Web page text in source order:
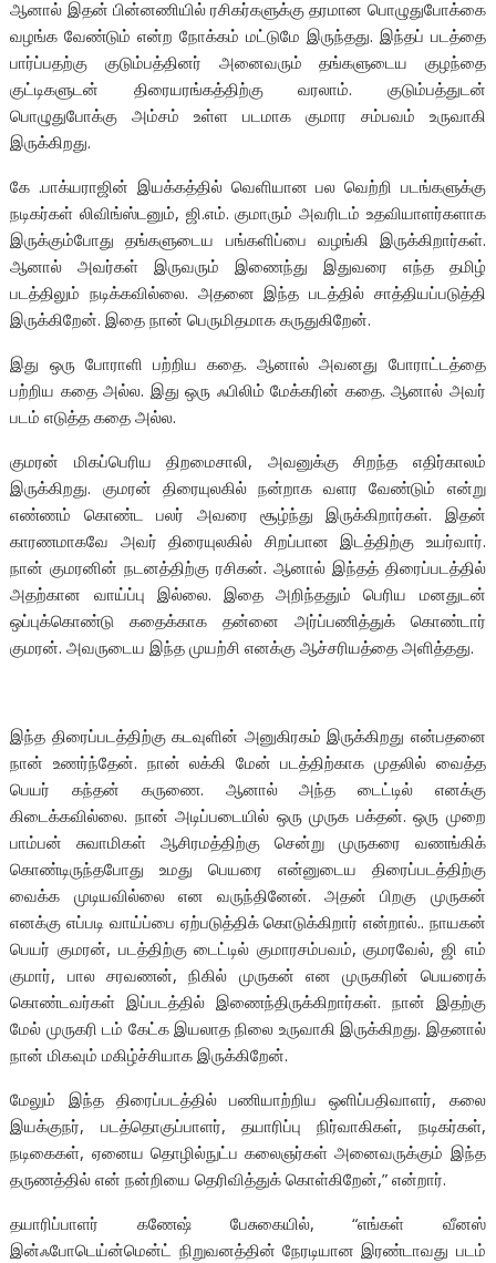
ஆனால் இதன் பின்னணியில் ரசிகர்களுக்கு தரமான பொழுதுபோக்கை
வழங்க வேண்டும் என்ற நோக்கம் மட்டுமே இருந்தது. இந்தப் படத்தை
பார்ப்பதற்கு குடும்பத்தினர் அனைவரும் தங்களுடைய குழந்தை
குட்டிகளுடன் திரையரங்கத்திற்கு வரலாம். குடும்பத்துடன்
பொழுதுபோக்கு அம்சம் உள்ள படமாக குமார சம்பவம் உருவாகி
இருக்கிறது.
கே .பாக்யராஜின் இயக்கத்தில் வெளியான பல வெற்றி படங்களுக்கு
நடிகர்கள் லிவிங்ஸ்டனும், ஜி.எம். குமாரும் அவரிடம் உதவியாளர்களாக
இருக்கும்போது தங்களுடைய பங்களிப்பை வழங்கி இருக்கிறார்கள்.
ஆனால் அவர்கள் இருவரும் இணைந்து இதுவரை எந்த தமிழ்
படத்திலும் நடிக்கவில்லை. அதனை இந்த படத்தில் சாத்தியப்படுத்தி
இருக்கிறேன். இதை நான் பெருமிதமாக கருதுகிறேன்.
இது ஒரு போராளி பற்றிய கதை. ஆனால் அவனது போராட்டத்தை
பற்றிய கதை அல்ல. இது ஒரு ஃபிலிம் மேக்கரின் கதை. ஆனால் அவர்
படம் எடுத்த கதை அல்ல.
குமரன் மிகப்பெரிய திறமைசாலி, அவனுக்கு சிறந்த எதிர்காலம்
இருக்கிறது. குமரன் திரையுலகில் நன்றாக வளர வேண்டும் என்று
எண்ணம் கொண்ட பலர் அவரை சூழ்ந்து இருக்கிறார்கள். இதன்
காரணமாகவே அவர் திரையுலகில் சிறப்பான இடத்திற்கு உயர்வார்.
நான் குமரனின் நடனத்திற்கு ரசிகன். ஆனால் இந்தத் திரைப்படத்தில்
அதற்கான வாய்ப்பு இல்லை. இதை அறிந்ததும் பெரிய மனதுடன்
ஒப்புக்கொண்டு கதைக்காக தன்னை அர்ப்பணித்துக் கொண்டார்
குமரன். அவருடைய இந்த முயற்சி எனக்கு ஆச்சரியத்தை அளித்தது.
இந்த திரைப்படத்திற்கு கடவுளின் அனுகிரகம் இருக்கிறது என்பதனை
நான் உணர்ந்தேன். நான் லக்கி மேன் படத்திற்காக முதலில் வைத்த
பெயர் கந்தன் கருணை. ஆனால் அந்த டைட்டில் எனக்கு
கிடைக்கவில்லை. நான் அடிப்படையில் ஒரு முருக பக்தன். ஒரு முறை
பாம்பன் சுவாமிகள் ஆசிரமத்திற்கு சென்று முருகரை வணங்கிக்
கொண்டிருந்தபோது உமது பெயரை என்னுடைய திரைப்படத்திற்கு
வைக்க முடியவில்லை என வருந்தினேன். அதன் பிறகு முருகன்
எனக்கு எப்படி வாய்ப்பை ஏற்படுத்திக் கொடுக்கிறார் என்றால்.. நாயகன்
பெயர் குமரன், படத்திற்கு டைட்டில் குமாரசம்பவம், குமரவேல், ஜி எம்
குமார், பால சரவணன், நிகில் முருகன் என முருகரின் பெயரைக்
கொண்டவர்கள் இப்படத்தில் இணைந்திருக்கிறார்கள். நான் இதற்கு
மேல் முருகரி டம் கேட்க இயலாத நிலை உருவாகி இருக்கிறது. இதனால்
நான் மிகவும் மகிழ்ச்சியாக இருக்கிறேன்.
மேலும் இந்த திரைப்படத்தில் பணியாற்றிய ஒளிப்பதிவாளர், கலை
இயக்குநர், படத்தொகுப்பாளர், தயாரிப்பு நிர்வாகிகள், நடிகர்கள்,
நடிகைகள், ஏனைய தொழில்நுட்ப கலைஞர்கள் அனைவருக்கும் இந்த
தருணத்தில் என் நன்றியை தெரிவித்துக் கொள்கிறேன்,” என்றார்.
தயாரிப்பாளர் கணேஷ் பேசுகையில், “எங்கள் வீனஸ்
இன்ஃபோடெய்ன்மென்ட் நிறுவனத்தின் நேரடியான இரண்டாவது படம்